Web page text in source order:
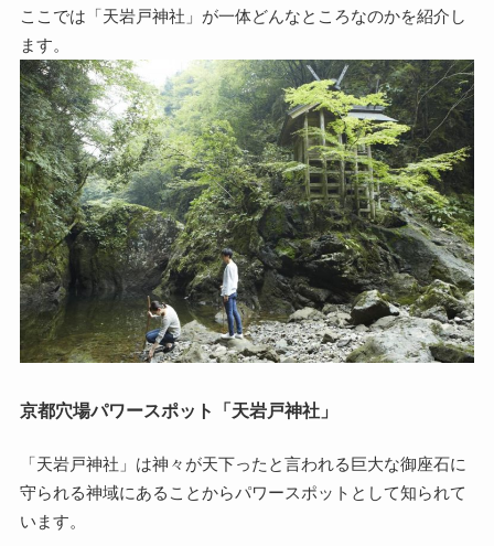
ここでは「天岩戸神社」が一体どんなところなのかを紹介し
ます。
京都穴場パワースポット「天岩戸神社」
「天岩戸神社」は神々が天下ったと言われる巨大な御座石に
守られる神域にあることからパワースポットとして知られて
います。